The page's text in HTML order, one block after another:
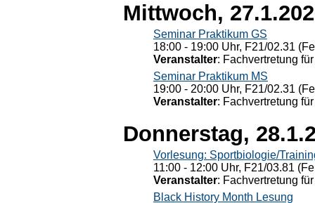
Mittwoch,
Seminar Praktikum GS
18:00 - 19:00 Uhr, F21/02.31
Veranstalter: Fachvertretung
Seminar Praktikum MS
19:00 - 20:00 Uhr, F21/02.31
Veranstalter: Fachvertretung
Donnerstag,
Vorlesung: Sportbiologie/
11:00 - 12:00 Uhr, F21/03.81
Veranstalter: Fachvertretung
Black History Month Lesung